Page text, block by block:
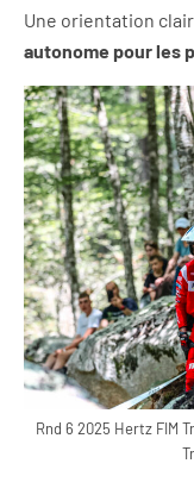
Une orientation
autonome pour les
Rnd 6 2025 Hertz FIM